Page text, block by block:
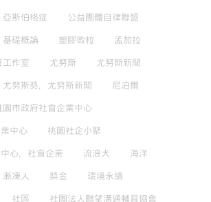
亞斯伯格症 公益團體自律聯盟
基礎概論 塑膠微粒 孟加拉
工作室 尤努斯 尤努斯新聞
尤努斯獎，尤努斯新聞 尼泊爾
園市政府社會企業中心
中心 桃園社企小聚
心，社會企業 流浪犬 海洋
漸凍人 獎金 環境永續
社區 社團法人麒望溝通輔具協會